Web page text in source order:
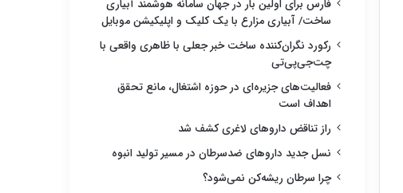
فارس برای اولین بار در جهان سامانه هوشمند آبیاری
ساخت/ آبیاری مزارع با یک کلیک و اپلیکیشن موبایل
رکورد نگران‌کننده ساخت خبر جعلی با ظاهری واقعی با
چت‌جی‌پی‌تی
فعالیت‌های جزیره‌ای در حوزه اشتغال، مانع تحقق
اهداف است
راز تناقض داروهای لاغری کشف شد
نسل جدید داروهای ضدسرطان در مسیر تولید انبوه
چرا سرطان ریشه‌کن نمی‌شود؟